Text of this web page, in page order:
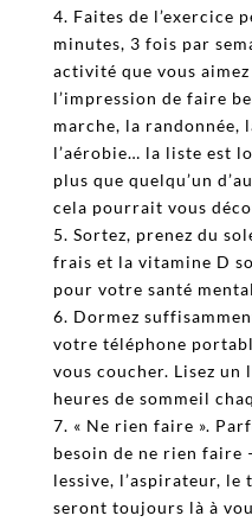
4. Faites de l’exercice
minutes, 3 fois par
activité que vous
l’impression de faire
marche, la randonnée,
l’aérobie… la liste est
plus que quelqu’un
cela pourrait vous
5. Sortez, prenez du
frais et la vitamine D
pour votre santé
6. Dormez
votre téléphone
vous coucher. Lisez un
heures de sommeil
7. « Ne rien faire ».
besoin de ne rien faire
lessive, l’aspirateur,
seront toujours là à